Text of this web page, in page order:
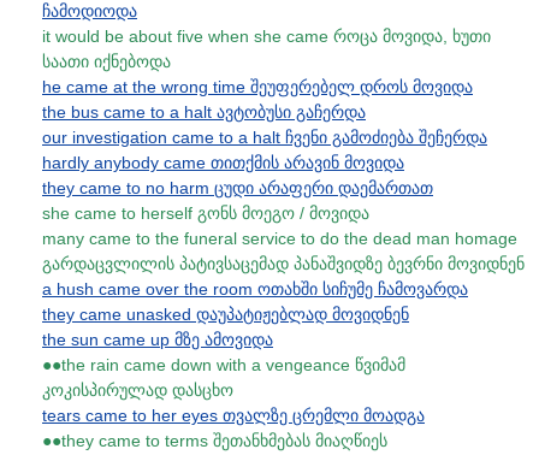
ჩამოდიოდა
it would be about five when she came როცა მოვიდა, ხუთი
საათი იქნებოდა
he came at the wrong time შეუფერებელ დროს მოვიდა
the bus came to a halt ავტობუსი გაჩერდა
our investigation came to a halt ჩვენი გამოძიება შეჩერდა
hardly anybody came თითქმის არავინ მოვიდა
they came to no harm ცუდი არაფერი დაემართათ
she came to herself გონს მოეგო / მოვიდა
many came to the funeral service to do the dead man homage
გარდაცვლილის პატივსაცემად პანაშვიდზე ბევრნი მოვიდნენ
a hush came over the room ოთახში სიჩუმე ჩამოვარდა
they came unasked დაუპატიჟებლად მოვიდნენ
the sun came up მზე ამოვიდა
●●the rain came down with a vengeance წვიმამ
კოკისპირულად დასცხო
tears came to her eyes თვალზე ცრემლი მოადგა
●●they came to terms შეთანხმებას მიაღწიეს